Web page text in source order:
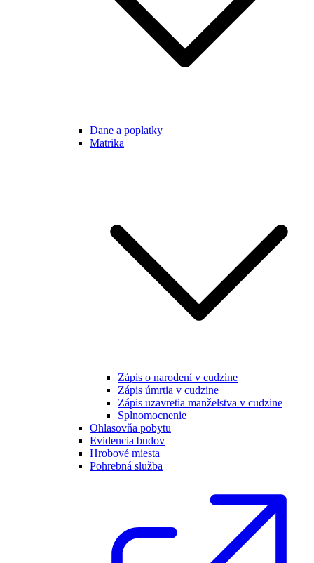
Dane a poplatky
Matrika
Zápis o narodení v cudzine
Zápis úmrtia v cudzine
Zápis uzavretia manželstva v cudzine
Splnomocnenie
Ohlasovňa pobytu
Evidencia budov
Hrobové miesta
Pohrebná služba